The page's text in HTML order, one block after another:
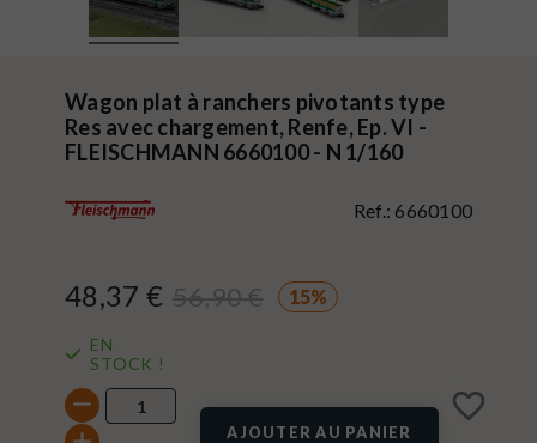
Wagon plat à ranchers pivotants type
Res avec chargement, Renfe, Ep. VI -
FLEISCHMANN 6660100 - N 1/160
Ref.:6660100
48,37 € 56,90 € 15%
EN
STOCK !
AJOUTER AU PANIER
favorite_border